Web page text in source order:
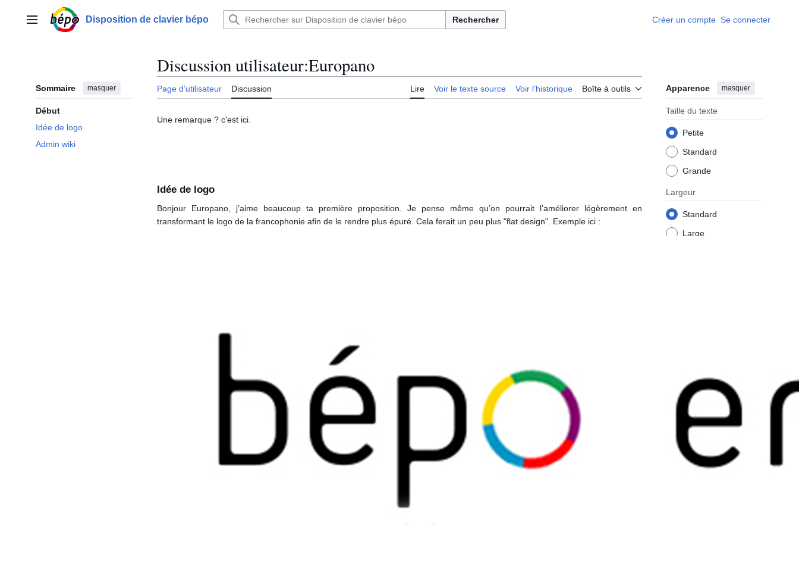
contenuMenu principalDisposition de clavier bépo Rechercher Créer un compte Se connecter
Sommaire masquer
Début
Idée de logo
Admin wiki
Discussion utilisateur:Europano
Page d’utilisateur Discussion Lire Voir le texte source Voir l’historique Boîte à outils Apparence masquer
Taille du texte
Petite
Standard
Grande
Largeur
Standard
Large
Une remarque ? c'est ici.
Idée de logo
Bonjour Europano, j’aime beaucoup ta première proposition. Je pense même qu’on pourrait l’améliorer légèrement en
transformant le logo de la francophonie afin de le rendre plus épuré. Cela ferait un peu plus "flat design". Exemple ici :